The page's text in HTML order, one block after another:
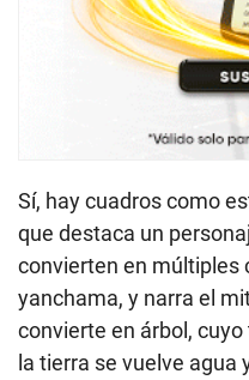
Sí, hay cuadros como
que destaca un
convierten en múltiples
yanchama, y narra el
convierte en árbol,
la tierra se vuelve agua